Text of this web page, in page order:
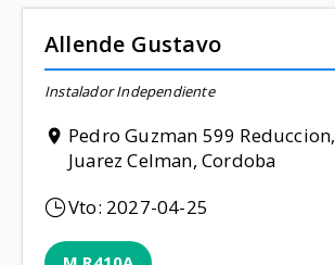
Allende Gustavo
Instalador Independiente
Pedro Guzman 599 Reduccion,
Juarez Celman, Cordoba
Vto: 2027-04-25